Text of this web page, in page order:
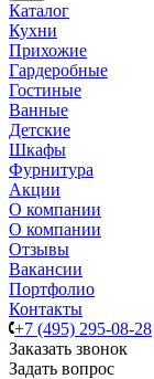
Каталог
Кухни
Прихожие
Гардеробные
Гостиные
Ванные
Детские
Шкафы
Фурнитура
Акции
О компании
О компании
Отзывы
Вакансии
Портфолио
Контакты
+7 (495) 295-08-28
Заказать звонок
Задать вопрос